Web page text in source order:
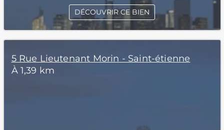
DÉCOUVRIR CE BIEN
5 Rue Lieutenant Morin - Saint-étienne
À 1,39 km